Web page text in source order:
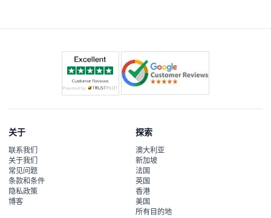
关于
联系我们
关于我们
常见问题
条款和条件
隐私政策
博客
探索
澳大利亚
新加坡
法国
英国
香港
美国
所有目的地